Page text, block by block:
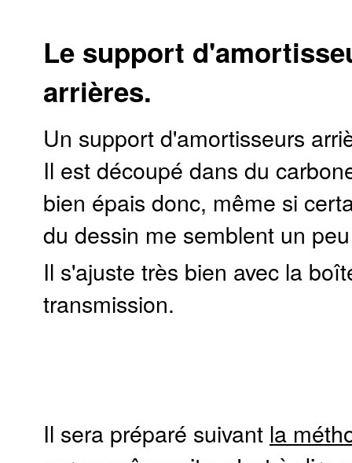
Le support
arrières.
Un support d'amortisseurs
Il est découpé dans du
bien épais donc, même si
du dessin me semblent un
Il s'ajuste très bien avec la
transmission.
Il sera préparé suivant la